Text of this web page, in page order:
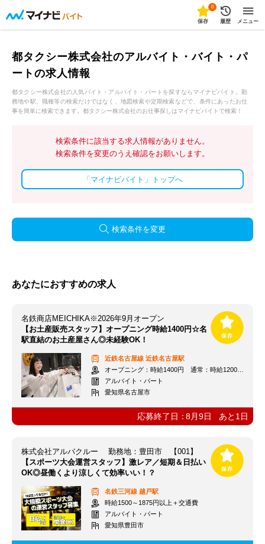
0
保存 履歴 メニュー
都タクシー株式会社のアルバイト・バイト・パ
ートの求人情報
都タクシー株式会社の人気バイト・アルバイト・パートを探すならマイナビバイト。勤
務地や駅、職種等の検索だけではなく、地図検索や定期検索などで、条件にあったお仕
事を簡単に検索できます。都タクシー株式会社のお仕事探しはマイナビバイトで検索！
検索条件に該当する求人情報がありません。
検索条件を変更のうえ確認をお願いします。
「マイナビバイト」トップへ
検索条件を変更
あなたにおすすめの求人
名鉄商店MEICHIKA※2026年9月オープン
【お土産販売スタッフ】オープニング時給1400円☆名
駅直結のお土産屋さん◎未経験OK！
近鉄名古屋線 近鉄名古屋駅
オープニング：時給1400円 通常：時給1200円～＋交通費全額支給
アルバイト・パート
愛知県名古屋市
応募終了日：8月9日 あと 1 日
株式会社アルバクルー 勤務地：豊田市 【001】
【スポーツ大会運営スタッフ】激レア／短期＆日払い
OK◎昼働くより涼しくて効率いい！？
名鉄三河線 越戸駅
時給1500～1875円以上＋交通費
アルバイト・パート
愛知県豊田市